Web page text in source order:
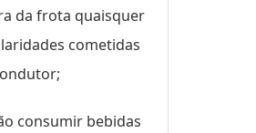
da frota quaisquer
cometidas
consumir bebidas